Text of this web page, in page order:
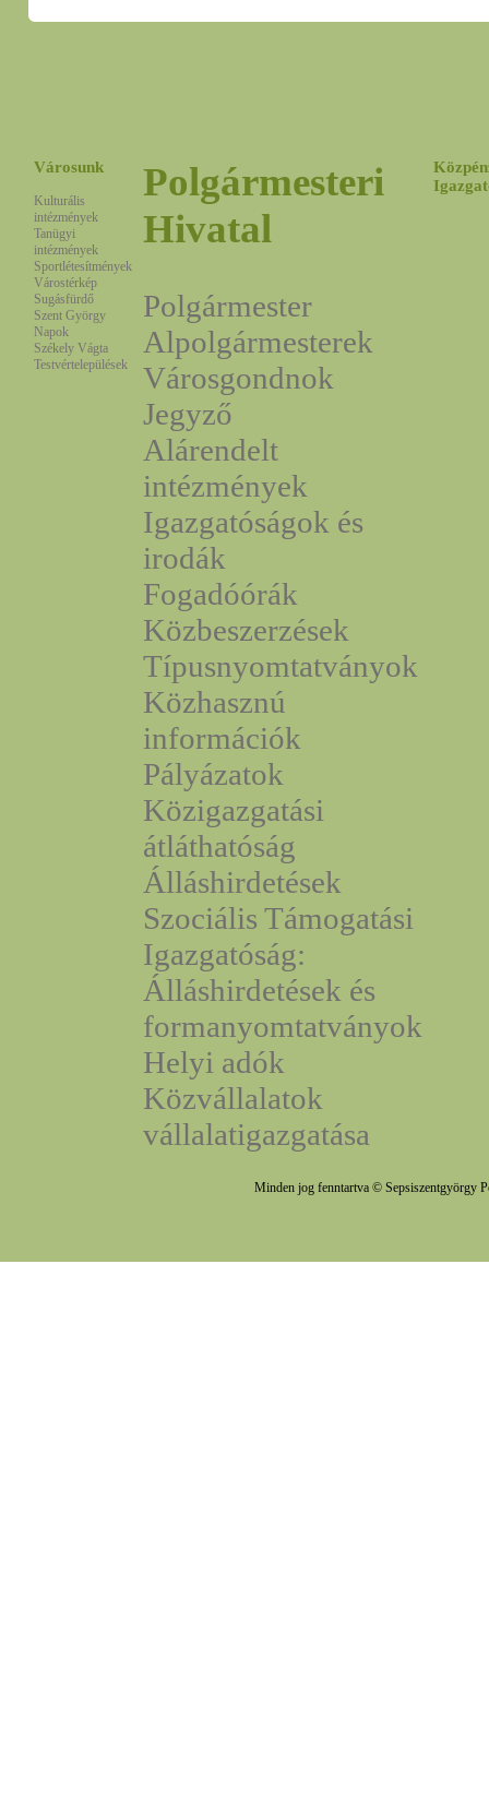
Városunk
Kulturális
intézmények
Tanügyi
intézmények
Sportlétesítmények
Várostérkép
Sugásfürdő
Szent György
Napok
Székely Vágta
Testvértelepülések
Polgármesteri
Hivatal
Polgármester
Alpolgármesterek
Városgondnok
Jegyző
Alárendelt
intézmények
Igazgatóságok és
irodák
Fogadóórák
Közbeszerzések
Típusnyomtatványok
Közhasznú
információk
Pályázatok
Közigazgatási
átláthatóság
Álláshirdetések
Szociális Támogatási
Igazgatóság:
Álláshirdetések és
formanyomtatványok
Helyi adók
Közvállalatok
vállalatigazgatása
Minden jog fenntartva © Sepsiszentgyörgy